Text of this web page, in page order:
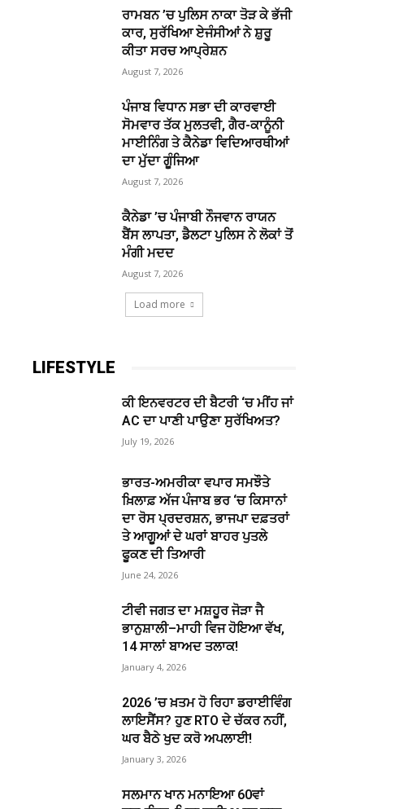
ਰਾਮਬਨ ’ਚ ਪੁਲਿਸ ਨਾਕਾ ਤੋੜ ਕੇ ਭੱਜੀ
ਕਾਰ, ਸੁਰੱਖਿਆ ਏਜੰਸੀਆਂ ਨੇ ਸ਼ੁਰੂ
ਕੀਤਾ ਸਰਚ ਆਪ੍ਰੇਸ਼ਨ
August 7, 2026
ਪੰਜਾਬ ਵਿਧਾਨ ਸਭਾ ਦੀ ਕਾਰਵਾਈ
ਸੋਮਵਾਰ ਤੱਕ ਮੁਲਤਵੀ, ਗੈਰ-ਕਾਨੂੰਨੀ
ਮਾਈਨਿੰਗ ਤੇ ਕੈਨੇਡਾ ਵਿਦਿਆਰਥੀਆਂ
ਦਾ ਮੁੱਦਾ ਗੂੰਜਿਆ
August 7, 2026
ਕੈਨੇਡਾ ’ਚ ਪੰਜਾਬੀ ਨੌਜਵਾਨ ਰਾਯਨ
ਬੈਂਸ ਲਾਪਤਾ, ਡੈਲਟਾ ਪੁਲਿਸ ਨੇ ਲੋਕਾਂ ਤੋਂ
ਮੰਗੀ ਮਦਦ
August 7, 2026
Load more
LIFESTYLE
ਕੀ ਇਨਵਰਟਰ ਦੀ ਬੈਟਰੀ ‘ਚ ਮੀਂਹ ਜਾਂ
AC ਦਾ ਪਾਣੀ ਪਾਉਣਾ ਸੁਰੱਖਿਅਤ?
July 19, 2026
ਭਾਰਤ-ਅਮਰੀਕਾ ਵਪਾਰ ਸਮਝੌਤੇ
ਖ਼ਿਲਾਫ਼ ਅੱਜ ਪੰਜਾਬ ਭਰ ‘ਚ ਕਿਸਾਨਾਂ
ਦਾ ਰੋਸ ਪ੍ਰਦਰਸ਼ਨ, ਭਾਜਪਾ ਦਫ਼ਤਰਾਂ
ਤੇ ਆਗੂਆਂ ਦੇ ਘਰਾਂ ਬਾਹਰ ਪੁਤਲੇ
ਫੂਕਣ ਦੀ ਤਿਆਰੀ
June 24, 2026
ਟੀਵੀ ਜਗਤ ਦਾ ਮਸ਼ਹੂਰ ਜੋੜਾ ਜੈ
ਭਾਨੁਸ਼ਾਲੀ–ਮਾਹੀ ਵਿਜ ਹੋਇਆ ਵੱਖ,
14 ਸਾਲਾਂ ਬਾਅਦ ਤਲਾਕ!
January 4, 2026
2026 ’ਚ ਖ਼ਤਮ ਹੋ ਰਿਹਾ ਡਰਾਈਵਿੰਗ
ਲਾਇਸੈਂਸ? ਹੁਣ RTO ਦੇ ਚੱਕਰ ਨਹੀਂ,
ਘਰ ਬੈਠੇ ਖੁਦ ਕਰੋ ਅਪਲਾਈ!
January 3, 2026
ਸਲਮਾਨ ਖਾਨ ਮਨਾਇਆ 60ਵਾਂ